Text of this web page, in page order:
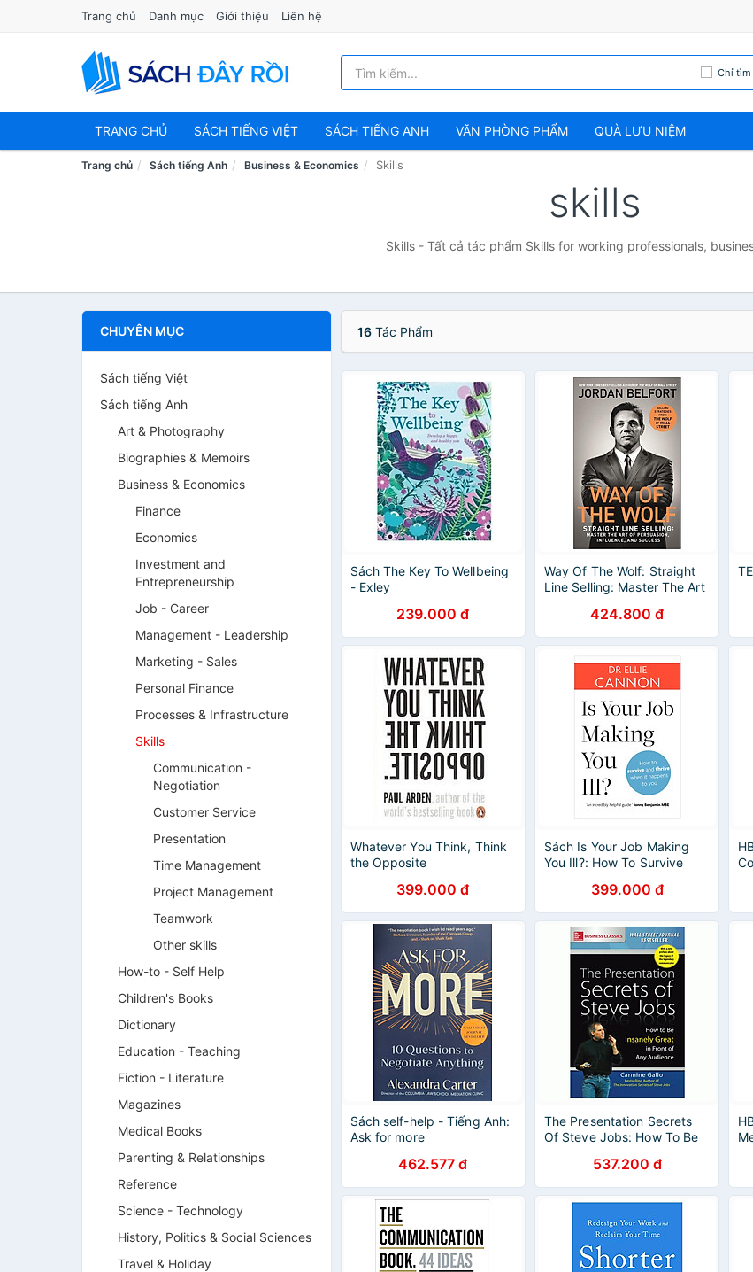
Trang chủ Danh mục Giới thiệu Liên hệ
Chỉ
TRANG CHỦ SÁCH TIẾNG VIỆT SÁCH TIẾNG ANH VĂN PHÒNG PHẨM QUÀ LƯU NIỆM
Trang chủ Sách tiếng Anh Business & Economics Skills
skills
Skills - Tất cả tác phẩm Skills for working professionals,
CHUYÊN MỤC
Sách tiếng Việt
Sách tiếng Anh
Art & Photography
Biographies & Memoirs
Business & Economics
Finance
Economics
Investment and
Entrepreneurship
Job - Career
Management - Leadership
Marketing - Sales
Personal Finance
Processes & Infrastructure
Skills
Communication -
Negotiation
Customer Service
Presentation
Time Management
Project Management
Teamwork
Other skills
How-to - Self Help
Children's Books
Dictionary
Education - Teaching
Fiction - Literature
Magazines
Medical Books
Parenting & Relationships
Reference
Science - Technology
History, Politics & Social Sciences
Travel & Holiday
16Tác Phẩm
Sách The Key To Wellbeing
- Exley
239.000 đ
Way Of The Wolf: Straight
Line Selling: Master The Art
And Success424.800 đ
Whatever You Think, Think
the Opposite
399.000 đ
Sách Is Your Job Making
You Ill?: How To Survive
Happens To You
399.000 đ
Sách self-help - Tiếng Anh:
Ask for more
462.577 đ
The Presentation Secrets
Of Steve Jobs: How To Be
Any Audience537.200 đ